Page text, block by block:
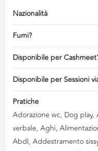
Nazionalità
Fumi?
Disponibile per
Disponibile per Sessioni
Pratiche
Adorazione wc, Dog play,
verbale, Aghi,
Abdl, Addestramento